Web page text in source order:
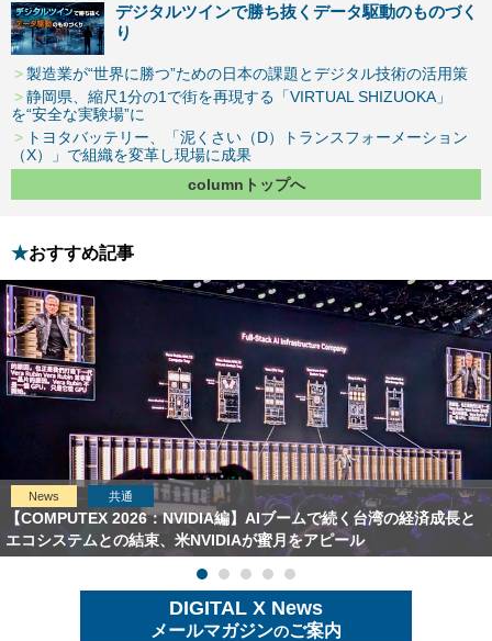
デジタルツインで勝ち抜くデータ駆動のものづく
り
製造業が“世界に勝つ”ための日本の課題とデジタル技術の活用策
静岡県、縮尺1分の1で街を再現する「VIRTUAL SHIZUOKA」
を“安全な実験場”に
トヨタバッテリー、「泥くさい（D）トランスフォーメーション
（X）」で組織を変革し現場に成果
columnトップへ
おすすめ記事
News 共通
【COMPUTEX 2026：NVIDIA編】AIブームで続く台湾の経済成長と
エコシステムとの結束、米NVIDIAが蜜月をアピール
DIGITAL X News
メールマガジンのご案内